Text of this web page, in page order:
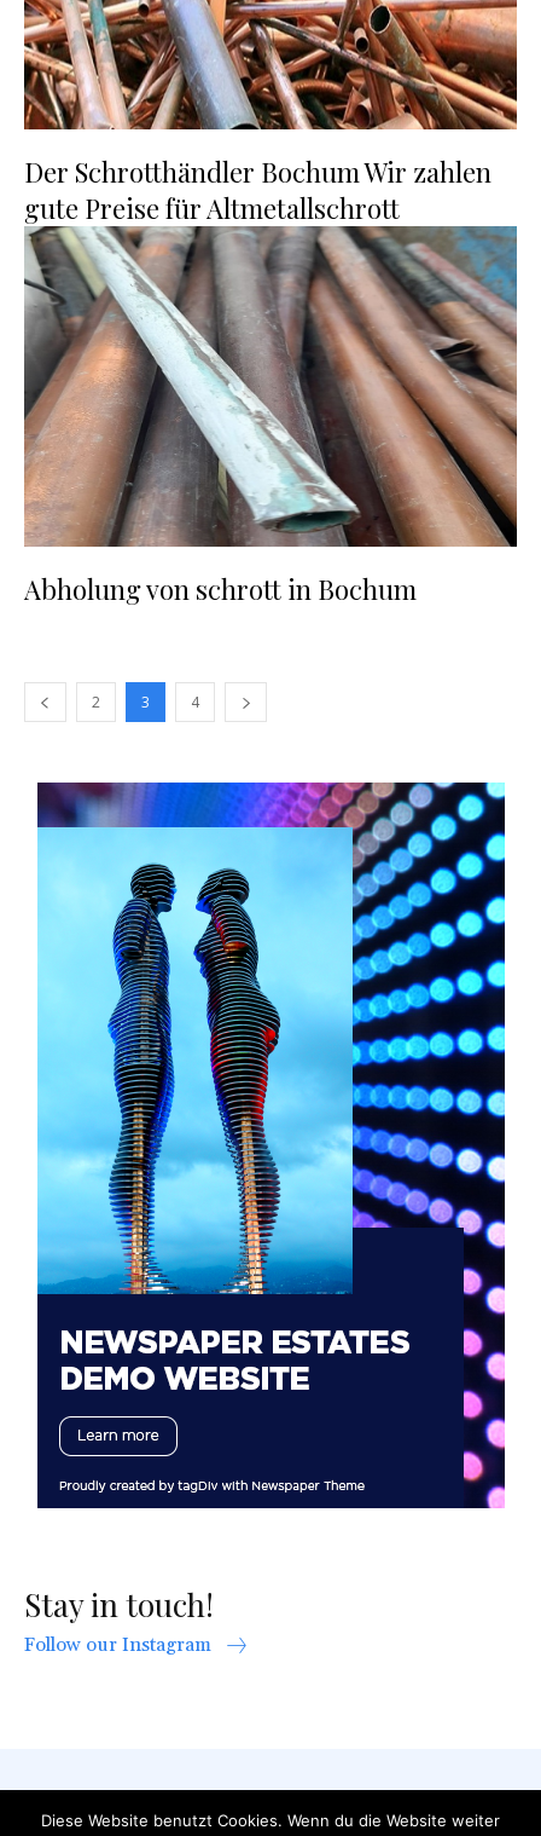
Der Schrotthändler Bochum Wir zahlen
gute Preise für Altmetallschrott
Abholung von schrott in Bochum
2 3 4
Stay in touch!
Follow our Instagram
AGB Datenschutzerklärung
FAQ
Diese Website benutzt Cookies. Wenn du die Website weiter